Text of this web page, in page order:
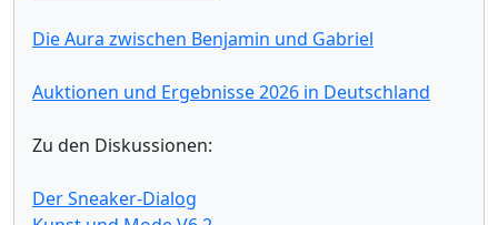
Die Aura zwischen Benjamin und Gabriel
Auktionen und Ergebnisse 2026 in Deutschland
Zu den Diskussionen:
Der Sneaker-Dialog